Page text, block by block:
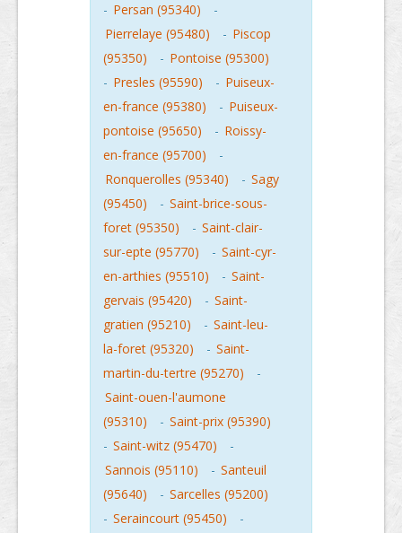
- Persan (95340)
-
Pierrelaye (95480)
- Piscop
(95350)
- Pontoise (95300)
- Presles (95590) - Puiseux-
en-france (95380)
- Puiseux-
pontoise (95650)
- Roissy-
en-france (95700)
-
Ronquerolles (95340)
- Sagy
(95450)
- Saint-brice-sous-
foret (95350)
- Saint-clair-
sur-epte (95770)
- Saint-cyr-
en-arthies (95510)
- Saint-
gervais (95420)
- Saint-
gratien (95210)
- Saint-leu-
la-foret (95320)
- Saint-
martin-du-tertre (95270)
-
Saint-ouen-l'aumone
(95310)
- Saint-prix (95390)
- Saint-witz (95470)
-
Sannois (95110)
- Santeuil
(95640)
- Sarcelles (95200)
- Seraincourt (95450)
-